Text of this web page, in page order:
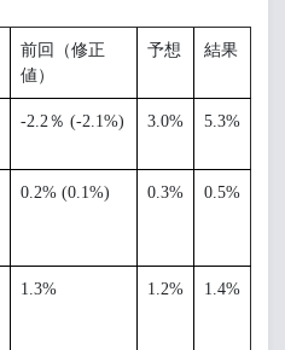
前回（修正
値）
予想 結果
-2.2％ (-2.1%) 3.0% 5.3%
0.2% (0.1%) 0.3% 0.5%
1.3% 1.2% 1.4%